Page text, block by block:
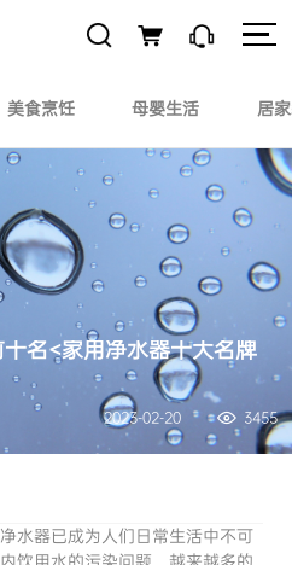
美食烹饪 母婴生活 居
名<家用净水器十大名牌
2023-02-20 3455
水器已成为人们日常生活中不可